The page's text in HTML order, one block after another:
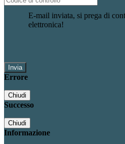
E-mail inviata, si prega di
elettronica!
Errore
Chiudi
Successo
Chiudi
Informazione